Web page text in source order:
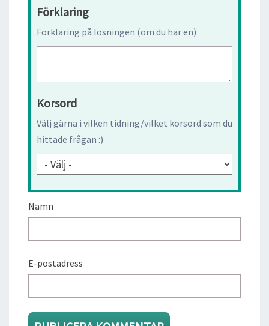
Förklaring
Förklaring på lösningen (om du har en)
Korsord
Välj gärna i vilken tidning/vilket korsord som du
hittade frågan :)
Namn
E-postadress